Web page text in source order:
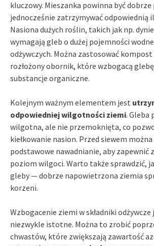
kluczowy. Mieszanka powinna być
jednocześnie zatrzymywać odpowiednią
Nasiona dużych roślin, takich jak np.
wymagają gleb o dużej pojemności
odżywczych. Można zastosować
rozłożony obornik, które wzbogacą
substancje organiczne.
Kolejnym ważnym elementem jest
odpowiedniej wilgotności ziemi. Gleba
wilgotna, ale nie przemoknięta, co
kiełkowanie nasion. Przed siewem
podstawowe nawadnianie, aby zapewnić
poziom wilgoci. Warto także sprawdzić,
gleby — dobrze napowietrzona ziemia
korzeni.
Wzbogacenie ziemi w składniki
niezwykle istotne. Można to zrobić
chwastów, które zwiększają zawartość